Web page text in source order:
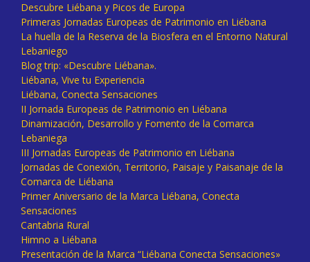
Descubre Liébana y Picos de Europa
Primeras Jornadas Europeas de Patrimonio en Liébana
La huella de la Reserva de la Biosfera en el Entorno Natural
Lebaniego
Blog trip: «Descubre Liébana».
Liébana, Vive tu Experiencia
Liébana, Conecta Sensaciones
II Jornada Europeas de Patrimonio en Liébana
Dinamización, Desarrollo y Fomento de la Comarca
Lebaniega
III Jornadas Europeas de Patrimonio en Liébana
Jornadas de Conexión, Territorio, Paisaje y Paisanaje de la
Comarca de Liébana
Primer Aniversario de la Marca Liébana, Conecta
Sensaciones
Cantabria Rural
Himno a Liébana
Presentación de la Marca “Liébana Conecta Sensaciones»